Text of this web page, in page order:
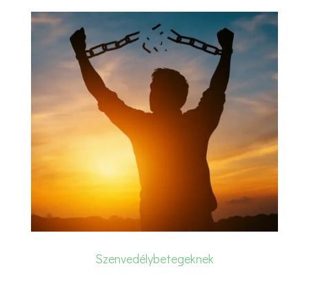
Szenvedélybetegeknek